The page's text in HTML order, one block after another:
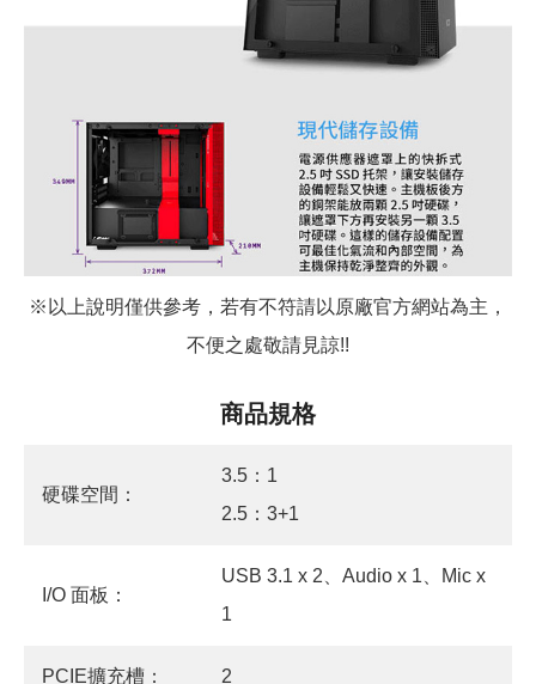
※以上說明僅供參考，若有不符請以原廠官方網站為主，
不便之處敬請見諒!!
商品規格
硬碟空間：
3.5：1
2.5：3+1
I/O 面板：
USB 3.1 x 2、Audio x 1、Mic x
1
PCIE擴充槽： 2